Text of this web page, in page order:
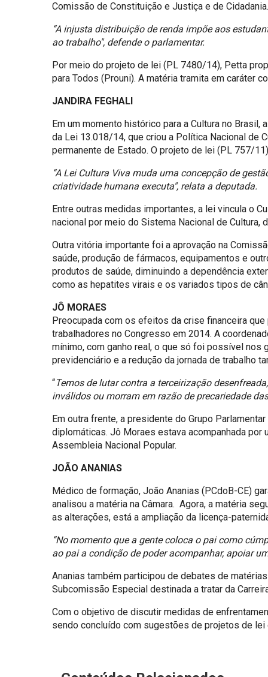
Comissão de Constituição e Justiça e de Cidadania.
“A injusta distribuição de renda impõe aos
ao trabalho", defende o parlamentar.
Por meio do projeto de lei (PL 7480/14), Petta
para Todos (Prouni). A matéria tramita em caráter
JANDIRA FEGHALI
Em um momento histórico para a Cultura no
da Lei 13.018/14, que criou a Política Nacional de
permanente de Estado. O projeto de lei (PL 757/
“A Lei Cultura Viva muda uma concepção de
criatividade humana executa", relata a deputada.
Entre outras medidas importantes, a lei vincula o
nacional por meio do Sistema Nacional de
Outra vitória importante foi a aprovação na
saúde, produção de fármacos, equipamentos e
produtos de saúde, diminuindo a dependência
como as hepatites virais e os variados tipos de
JÔ MORAES
Preocupada com os efeitos da crise financeira
trabalhadores no Congresso em 2014. A
mínimo, com ganho real, o que só foi possível
previdenciário e a redução da jornada de trabalho
“Temos de lutar contra a terceirização
inválidos ou morram em razão de precariedade
Em outra frente, a presidente do Grupo
diplomáticas. Jô Moraes estava acompanhada
Assembleia Nacional Popular.
JOÃO ANANIAS
Médico de formação, João Ananias (PCdoB-CE)
analisou a matéria na Câmara. Agora, a matéria
as alterações, está a ampliação da licença-
“No momento que a gente coloca o pai como
ao pai a condição de poder acompanhar, apoiar
Ananias também participou de debates de
Subcomissão Especial destinada a tratar da
Com o objetivo de discutir medidas de
sendo concluído com sugestões de projetos de